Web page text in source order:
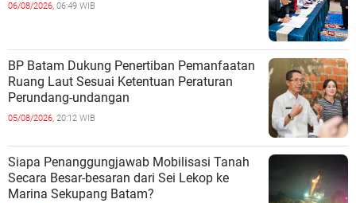
06/08/2026, 06:49 WIB
BP Batam Dukung Penertiban Pemanfaatan
Ruang Laut Sesuai Ketentuan Peraturan
Perundang-undangan
05/08/2026, 20:12 WIB
Siapa Penanggungjawab Mobilisasi Tanah
Secara Besar-besaran dari Sei Lekop ke
Marina Sekupang Batam?